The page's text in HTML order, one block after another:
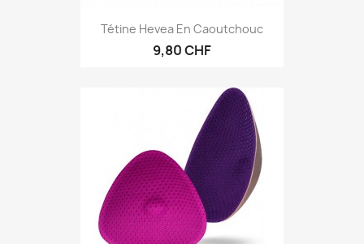
Tétine Hevea En Caoutchouc
9,80 CHF